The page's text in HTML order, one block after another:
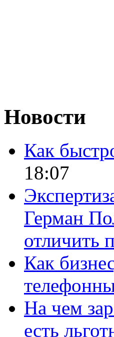
Новости
Как
18:07
Герман
отличить
Как
На чем
есть